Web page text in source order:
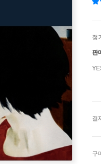
정
판
결
구